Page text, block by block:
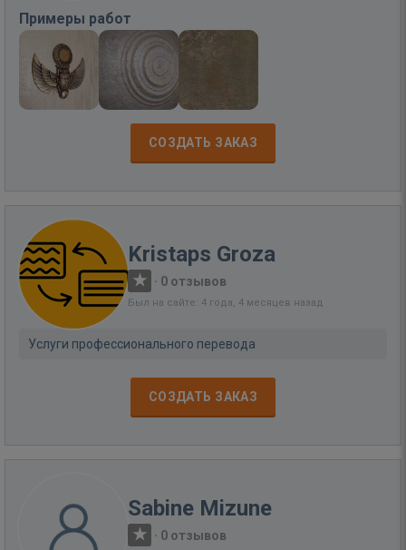
Примеры работ
СОЗДАТЬ ЗАКАЗ
Kristaps Groza
· 0 отзывов
Был на сайте: 4 года, 4 месяцев назад
Услуги профессионального перевода
СОЗДАТЬ ЗАКАЗ
Sabine Mizune
· 0 отзывов